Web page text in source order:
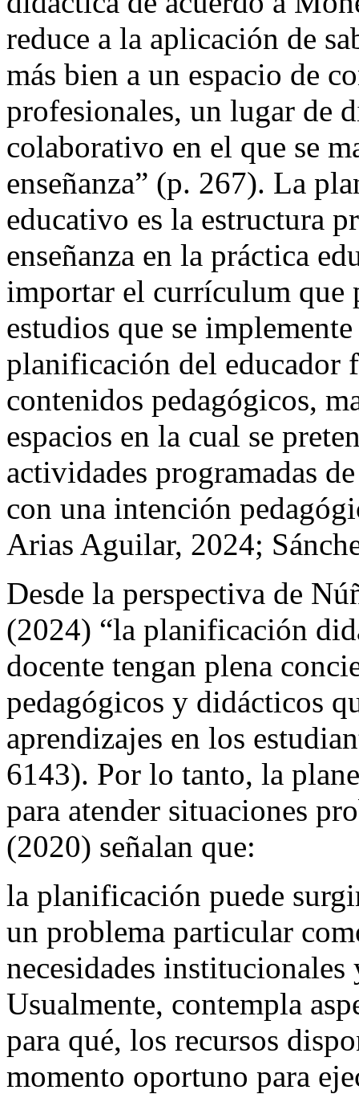
reduce a la aplicación de
más bien a un espacio de
profesionales, un lugar de
colaborativo en el que se
enseñanza” (p. 267). La
educativo es la estructura
enseñanza en la práctica
importar el currículum que
estudios que se
planificación del educador
contenidos pedagógicos,
espacios en la cual se
actividades programadas
con una intención
Arias Aguilar, 2024;
Desde la perspectiva de
(2024) “la planificación
docente tengan plena
pedagógicos y didácticos
aprendizajes en los
6143). Por lo tanto, la
para atender situaciones
(2020) señalan que:
la planificación puede
un problema particular
necesidades institucionales
Usualmente, contempla
para qué, los recursos
momento oportuno para